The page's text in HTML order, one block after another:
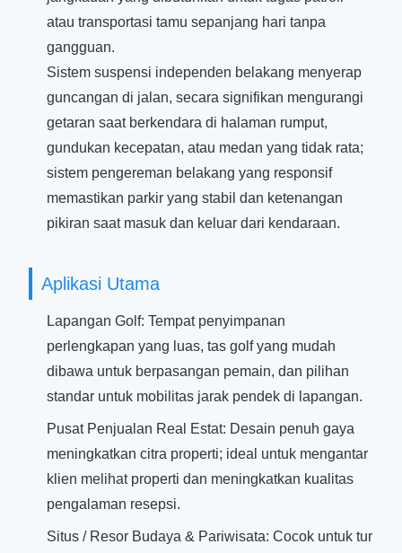
atau transportasi tamu sepanjang hari tanpa
gangguan.
Sistem suspensi independen belakang menyerap
guncangan di jalan, secara signifikan mengurangi
getaran saat berkendara di halaman rumput,
gundukan kecepatan, atau medan yang tidak rata;
sistem pengereman belakang yang responsif
memastikan parkir yang stabil dan ketenangan
pikiran saat masuk dan keluar dari kendaraan.
Aplikasi Utama
Lapangan Golf: Tempat penyimpanan
perlengkapan yang luas, tas golf yang mudah
dibawa untuk berpasangan pemain, dan pilihan
standar untuk mobilitas jarak pendek di lapangan.
Pusat Penjualan Real Estat: Desain penuh gaya
meningkatkan citra properti; ideal untuk mengantar
klien melihat properti dan meningkatkan kualitas
pengalaman resepsi.
Situs / Resor Budaya & Pariwisata: Cocok untuk tur